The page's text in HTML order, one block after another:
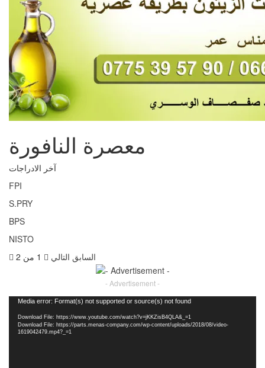
معصرة النافورة
آخر الادراجات
FPI
S.PRY
BPS
NISTO
السابق التالي 1 من 2
- Advertisement -
Video
Player
Media error: Format(s) not supported or source(s) not found
Download File: https://www.youtube.com/watch?v=jKKZisB4QLA&_=1
Download File: https://parts.menas-company.com/wp-content/uploads/2018/08/video-
1619042479.mp4?_=1